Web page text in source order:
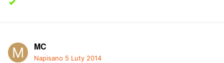
MC
Napisano 5 Luty 2014